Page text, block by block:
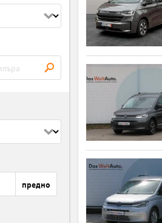
предно